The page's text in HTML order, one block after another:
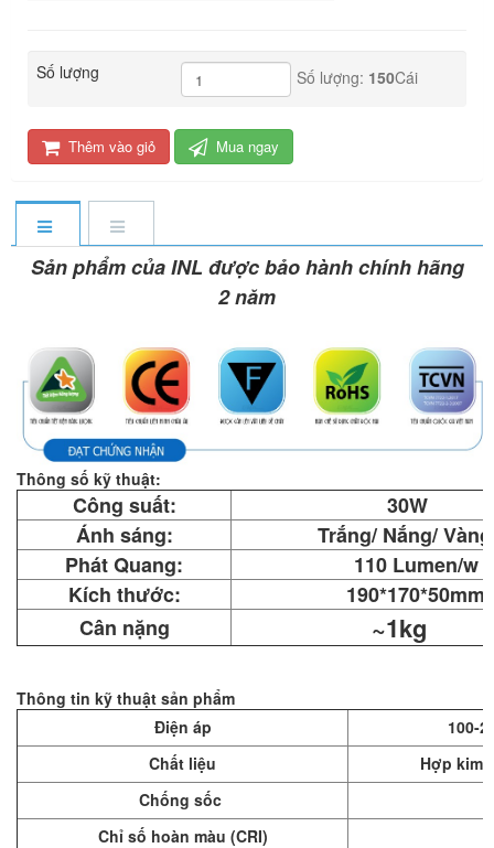
Số lượng Số lượng: 150Cái
Thêm vào giỏ Mua ngay
Sản phẩm của INL được bảo hành chính hãng
2 năm
Thông số kỹ thuật:
Công suất:
30W
Ánh sáng:
Trắng/ Nắng/ Vàng
Phát Quang:
110 Lumen/w
Kích thước:
190*170*50mm
Cân nặng
~1kg
Thông tin kỹ thuật sản phẩm
Điện áp
100-
Chất liệu
Hợp kim
Chống sốc
Chỉ số hoàn màu (CRI)